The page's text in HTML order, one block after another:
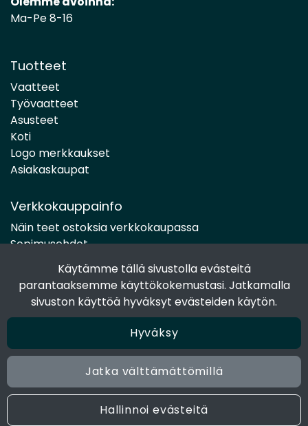
Käytämme tällä sivustolla evästeitä
parantaaksemme käyttökokemustasi. Jatkamalla
sivuston käyttöä hyväksyt evästeiden käytön.
Hyväksy
Jatka välttämättömillä
Hallinnoi evästeitä
Ma-Pe 8-16
Tuotteet
Vaatteet
Työvaatteet
Asusteet
Koti
Logo merkkaukset
Asiakaskaupat
Verkkokauppainfo
Näin teet ostoksia verkkokaupassa
Sopimusehdot
Toimitustavat
Maksutavat
Tietosuojaseloste
Seuraa sosiaalisessa mediassa
Facebook
Instagram